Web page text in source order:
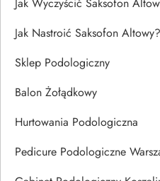
Jak Nastroić Saksofon Altowy?
Sklep Podologiczny
Balon Żołądkowy
Hurtowania Podologiczna
Pedicure Podologiczne